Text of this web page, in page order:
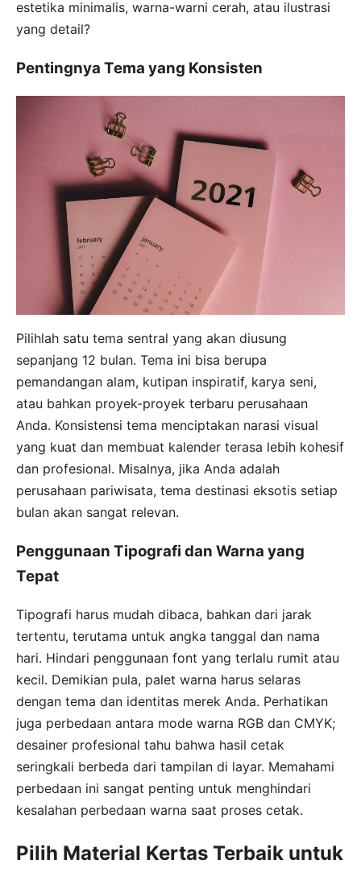
estetika minimalis, warna-warni cerah, atau ilustrasi
yang detail?
Pentingnya Tema yang Konsisten
Pilihlah satu tema sentral yang akan diusung
sepanjang 12 bulan. Tema ini bisa berupa
pemandangan alam, kutipan inspiratif, karya seni,
atau bahkan proyek-proyek terbaru perusahaan
Anda. Konsistensi tema menciptakan narasi visual
yang kuat dan membuat kalender terasa lebih kohesif
dan profesional. Misalnya, jika Anda adalah
perusahaan pariwisata, tema destinasi eksotis setiap
bulan akan sangat relevan.
Penggunaan Tipografi dan Warna yang
Tepat
Tipografi harus mudah dibaca, bahkan dari jarak
tertentu, terutama untuk angka tanggal dan nama
hari. Hindari penggunaan font yang terlalu rumit atau
kecil. Demikian pula, palet warna harus selaras
dengan tema dan identitas merek Anda. Perhatikan
juga perbedaan antara mode warna RGB dan CMYK;
desainer profesional tahu bahwa hasil cetak
seringkali berbeda dari tampilan di layar. Memahami
perbedaan ini sangat penting untuk menghindari
kesalahan perbedaan warna saat proses cetak.
Pilih Material Kertas Terbaik untuk